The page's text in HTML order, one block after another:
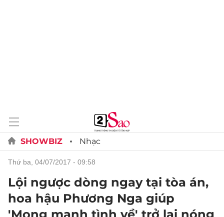
SHOWBIZ Nhạc
thứ ba, 04/07/2017 - 09:58
Lội ngược dòng ngay tại tòa án,
hoa hậu Phương Nga giúp